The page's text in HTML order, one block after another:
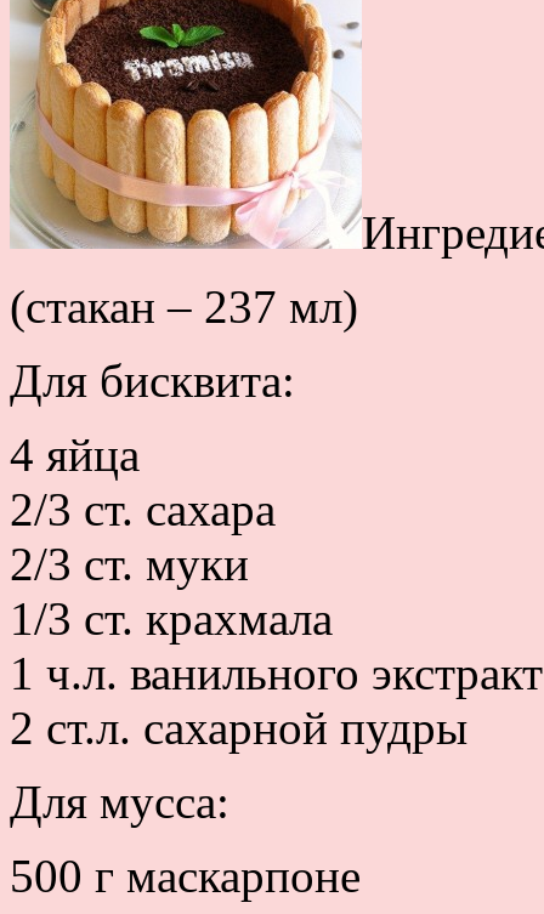
(стакан – 237 мл)
Для бисквита:
4 яйца
2/3 ст. сахара
2/3 ст. муки
1/3 ст. крахмала
1 ч.л. ванильного
2 ст.л. сахарной пудры
Для мусса:
500 г маскарпоне